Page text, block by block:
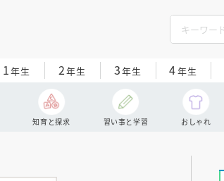
1年生 2年生 3年生 4年生
知育と探求 習い事と学習 おしゃれ